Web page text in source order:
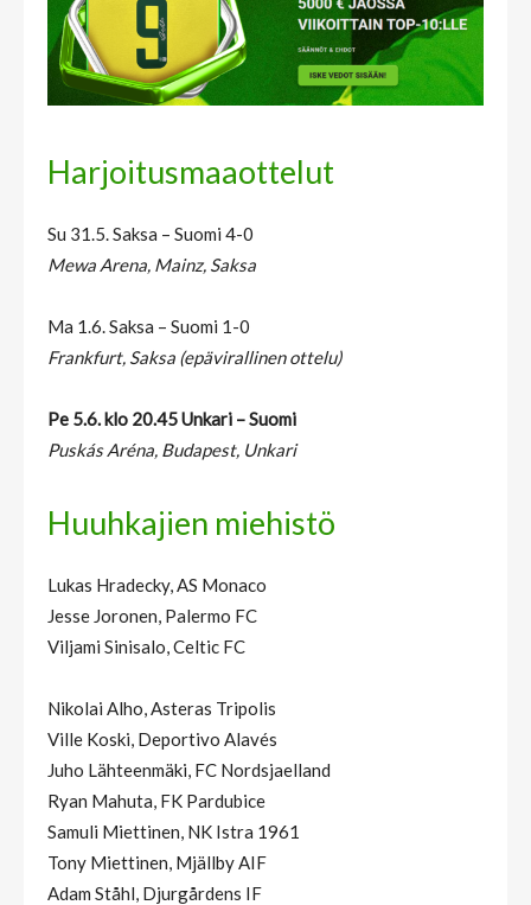
Harjoitusmaaottelut
Su 31.5. Saksa – Suomi 4-0
Mewa Arena, Mainz, Saksa
Ma 1.6. Saksa – Suomi 1-0
Frankfurt, Saksa (epävirallinen ottelu)
Pe 5.6. klo 20.45 Unkari – Suomi
Puskás Aréna, Budapest, Unkari
Huuhkajien miehistö
Lukas Hradecky, AS Monaco
Jesse Joronen, Palermo FC
Viljami Sinisalo, Celtic FC
Nikolai Alho, Asteras Tripolis
Ville Koski, Deportivo Alavés
Juho Lähteenmäki, FC Nordsjaelland
Ryan Mahuta, FK Pardubice
Samuli Miettinen, NK Istra 1961
Tony Miettinen, Mjällby AIF
Adam Ståhl, Djurgårdens IF